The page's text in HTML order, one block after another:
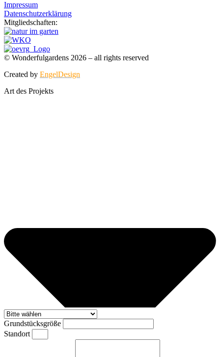
Impressum
Datenschutzerklärung
Mitgliedschaften:
© Wonderfulgardens 2026 – all rights reserved
Created by EngelDesign
Art des Projekts
Grundstücksgröße
Standort